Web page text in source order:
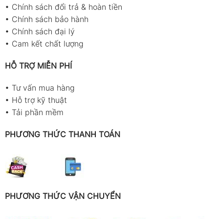
• Chính sách đổi trả & hoàn tiền
• Chính sách bảo hành
• Chính sách đại lý
• Cam kết chất lượng
HỖ TRỢ MIỄN PHÍ
• Tư vấn mua hàng
• Hỗ trợ kỹ thuật
• Tải phần mềm
PHƯƠNG THỨC THANH TOÁN
PHƯƠNG THỨC VẬN CHUYỂN